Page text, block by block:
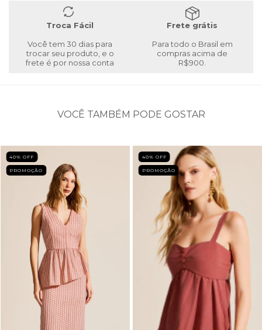
Troca Fácil
Você tem 30 dias para
trocar seu produto, e o
frete é por nossa conta
Frete grátis
Para todo o Brasil em
compras acima de
R$900.
VOCÊ TAMBÉM PODE GOSTAR
40% OFF
PROMOÇÃO
40% OFF
PROMOÇÃO